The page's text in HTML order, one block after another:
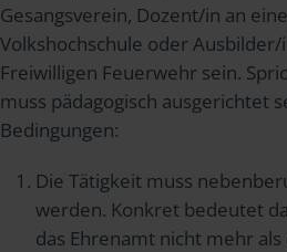
Gesangsverein, Dozent/in an
Volkshochschule oder
Freiwilligen Feuerwehr sein.
muss pädagogisch ausgerichtet
Bedingungen:
Die Tätigkeit muss
werden. Konkret bedeutet
das Ehrenamt nicht mehr